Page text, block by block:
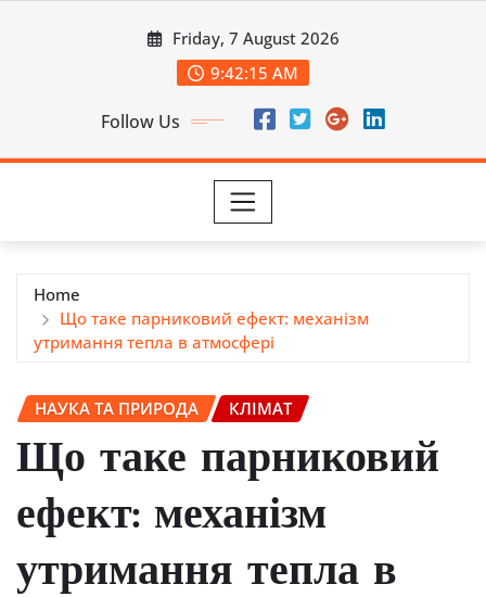
Friday, 7 August 2026
9:42:17 AM
Follow Us
Home
Що таке парниковий ефект: механізм
утримання тепла в атмосфері
НАУКА ТА ПРИРОДА КЛІМАТ
Що таке парниковий
ефект: механізм
утримання тепла в